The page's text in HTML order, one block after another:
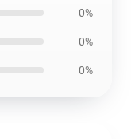
0%
0%
0%